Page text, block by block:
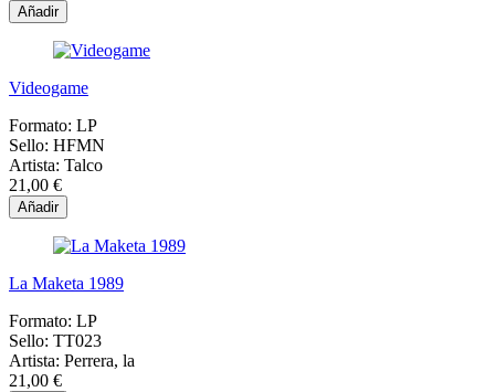
Añadir
Videogame
Formato: LP
Sello: HFMN
Artista: Talco
21,00 €
Añadir
La Maketa 1989
Formato: LP
Sello: TT023
Artista: Perrera, la
21,00 €